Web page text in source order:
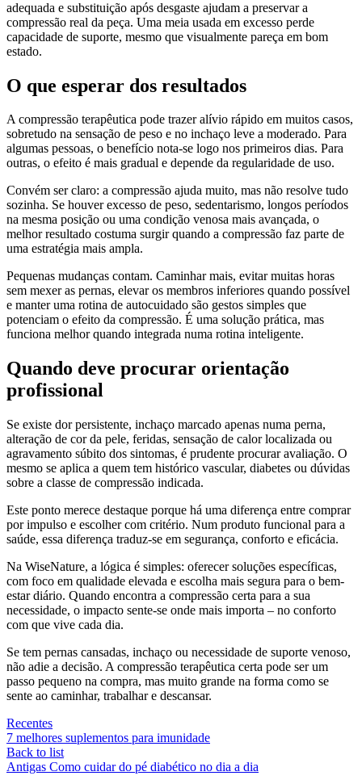
adequada e substituição após desgaste ajudam a preservar a
compressão real da peça. Uma meia usada em excesso perde
capacidade de suporte, mesmo que visualmente pareça em bom
estado.
O que esperar dos resultados
A compressão terapêutica pode trazer alívio rápido em muitos casos,
sobretudo na sensação de peso e no inchaço leve a moderado. Para
algumas pessoas, o benefício nota-se logo nos primeiros dias. Para
outras, o efeito é mais gradual e depende da regularidade de uso.
Convém ser claro: a compressão ajuda muito, mas não resolve tudo
sozinha. Se houver excesso de peso, sedentarismo, longos períodos
na mesma posição ou uma condição venosa mais avançada, o
melhor resultado costuma surgir quando a compressão faz parte de
uma estratégia mais ampla.
Pequenas mudanças contam. Caminhar mais, evitar muitas horas
sem mexer as pernas, elevar os membros inferiores quando possível
e manter uma rotina de autocuidado são gestos simples que
potenciam o efeito da compressão. É uma solução prática, mas
funciona melhor quando integrada numa rotina inteligente.
Quando deve procurar orientação
profissional
Se existe dor persistente, inchaço marcado apenas numa perna,
alteração de cor da pele, feridas, sensação de calor localizada ou
agravamento súbito dos sintomas, é prudente procurar avaliação. O
mesmo se aplica a quem tem histórico vascular, diabetes ou dúvidas
sobre a classe de compressão indicada.
Este ponto merece destaque porque há uma diferença entre comprar
por impulso e escolher com critério. Num produto funcional para a
saúde, essa diferença traduz-se em segurança, conforto e eficácia.
Na WiseNature, a lógica é simples: oferecer soluções específicas,
com foco em qualidade elevada e escolha mais segura para o bem-
estar diário. Quando encontra a compressão certa para a sua
necessidade, o impacto sente-se onde mais importa – no conforto
com que vive cada dia.
Se tem pernas cansadas, inchaço ou necessidade de suporte venoso,
não adie a decisão. A compressão terapêutica certa pode ser um
passo pequeno na compra, mas muito grande na forma como se
sente ao caminhar, trabalhar e descansar.
Recentes
7 melhores suplementos para imunidade
Back to list
Antigas Como cuidar do pé diabético no dia a dia